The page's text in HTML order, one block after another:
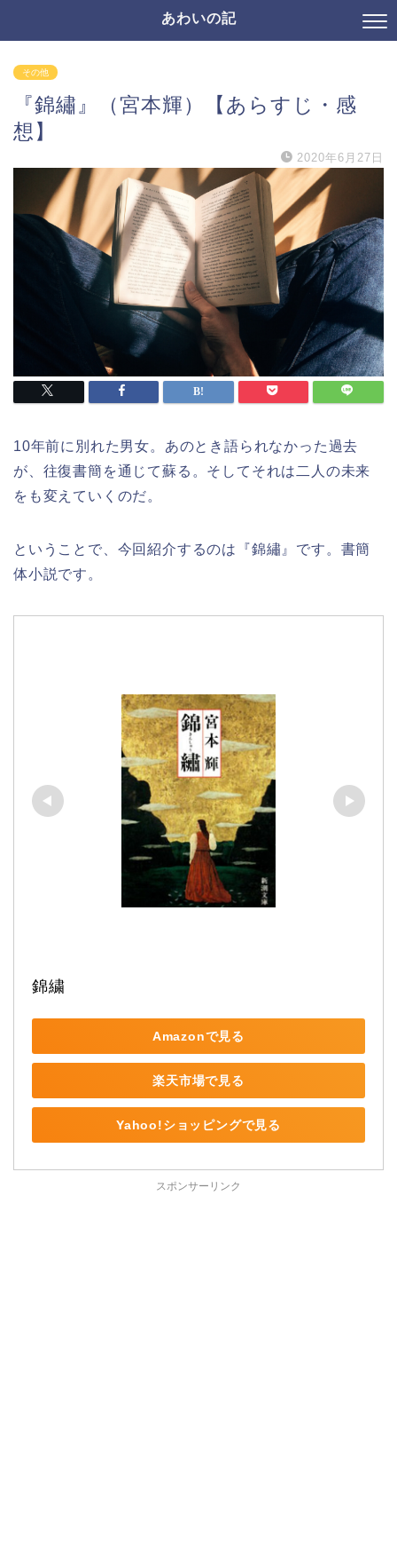
あわいの記
その他
『錦繡』（宮本輝）【あらすじ・感
想】
2020年6月27日
10年前に別れた男女。あのとき語られなかった過去
が、往復書簡を通じて蘇る。そしてそれは二人の未来
をも変えていくのだ。
ということで、今回紹介するのは『錦繡』です。書簡
体小説です。
錦繍
Amazonで見る
楽天市場で見る
Yahoo!ショッピングで見る
スポンサーリンク